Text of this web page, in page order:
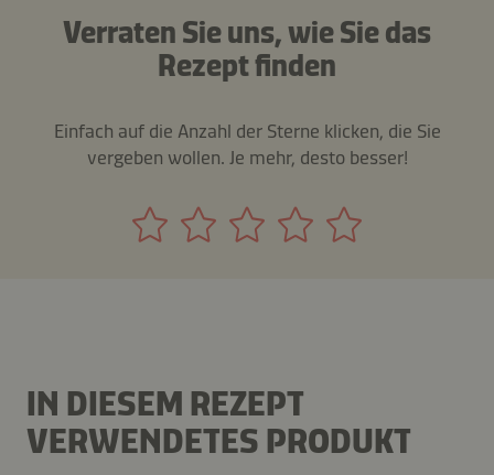
Verraten Sie uns, wie Sie das
Rezept finden
Einfach auf die Anzahl der Sterne klicken, die Sie
vergeben wollen. Je mehr, desto besser!
IN DIESEM REZEPT
VERWENDETES PRODUKT